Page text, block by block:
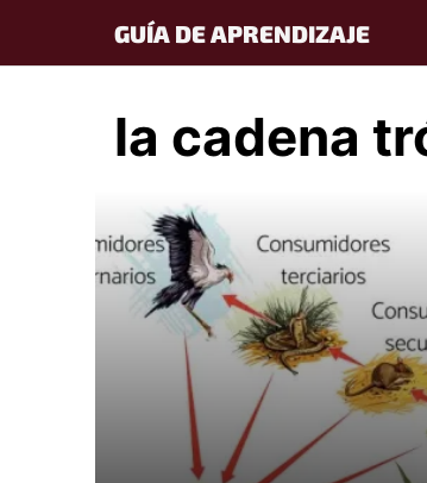
content
GUÍA DE APRENDIZAJE
la cadena